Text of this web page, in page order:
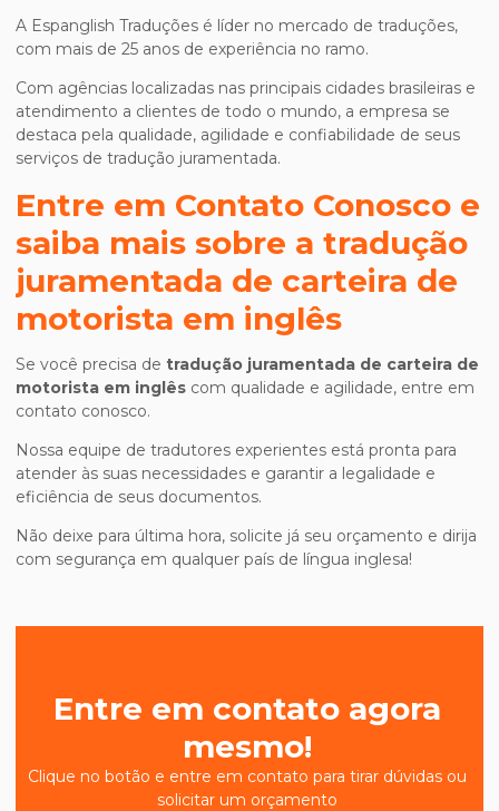
A Espanglish Traduções é líder no mercado de traduções,
com mais de 25 anos de experiência no ramo.
Com agências localizadas nas principais cidades brasileiras e
atendimento a clientes de todo o mundo, a empresa se
destaca pela qualidade, agilidade e confiabilidade de seus
serviços de tradução juramentada.
Entre em Contato Conosco e
saiba mais sobre a tradução
juramentada de carteira de
motorista em inglês
Se você precisa de tradução juramentada de carteira de
motorista em inglês com qualidade e agilidade, entre em
contato conosco.
Nossa equipe de tradutores experientes está pronta para
atender às suas necessidades e garantir a legalidade e
eficiência de seus documentos.
Não deixe para última hora, solicite já seu orçamento e dirija
com segurança em qualquer país de língua inglesa!
Entre em contato agora
mesmo!
Clique no botão e entre em contato para tirar dúvidas ou
solicitar um orçamento